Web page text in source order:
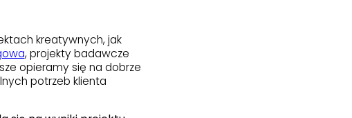
kreatywnych, jak
, projekty badawcze
opieramy się na dobrze
potrzeb klienta